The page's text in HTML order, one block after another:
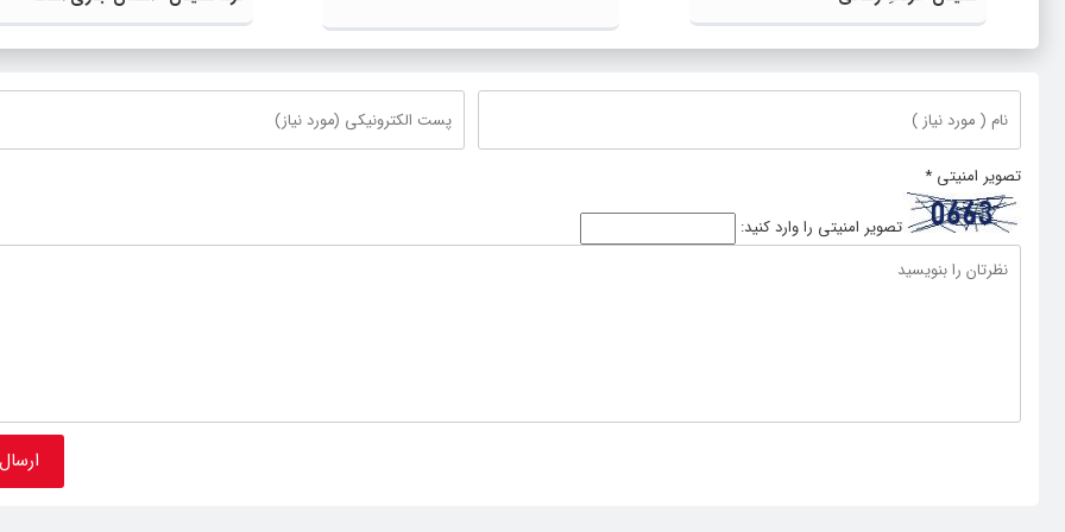
تصویر امنیتی *
تصویر امنیتی را وارد کنید: